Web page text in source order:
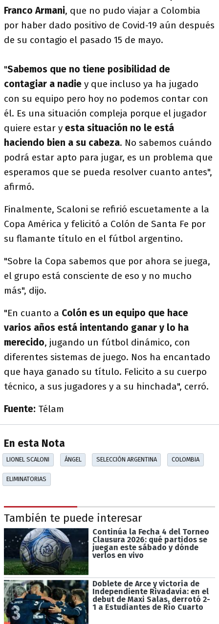
Franco Armani, que no pudo viajar a Colombia
por haber dado positivo de Covid-19 aún después
de su contagio el pasado 15 de mayo.
"Sabemos que no tiene posibilidad de
contagiar a nadie y que incluso ya ha jugado
con su equipo pero hoy no podemos contar con
él. Es una situación compleja porque el jugador
quiere estar y esta situación no le está
haciendo bien a su cabeza. No sabemos cuándo
podrá estar apto para jugar, es un problema que
esperamos que se pueda resolver cuanto antes",
afirmó.
Finalmente, Scaloni se refirió escuetamente a la
Copa América y felicitó a Colón de Santa Fe por
su flamante título en el fútbol argentino.
"Sobre la Copa sabemos que por ahora se juega,
el grupo está consciente de eso y no mucho
más", dijo.
"En cuanto a Colón es un equipo que hace
varios años está intentando ganar y lo ha
merecido, jugando un fútbol dinámico, con
diferentes sistemas de juego. Nos ha encantado
que haya ganado su título. Felicito a su cuerpo
técnico, a sus jugadores y a su hinchada", cerró.
Fuente: Télam
En esta Nota
LIONEL SCALONI ÁNGEL SELECCIÓN ARGENTINA COLOMBIA
ELIMINATORIAS
También te puede interesar
Continúa la Fecha 4 del Torneo
Clausura 2026: qué partidos se
juegan este sábado y dónde
verlos en vivo
Doblete de Arce y victoria de
Independiente Rivadavia: en el
debut de Maxi Salas, derrotó 2-
1 a Estudiantes de Río Cuarto